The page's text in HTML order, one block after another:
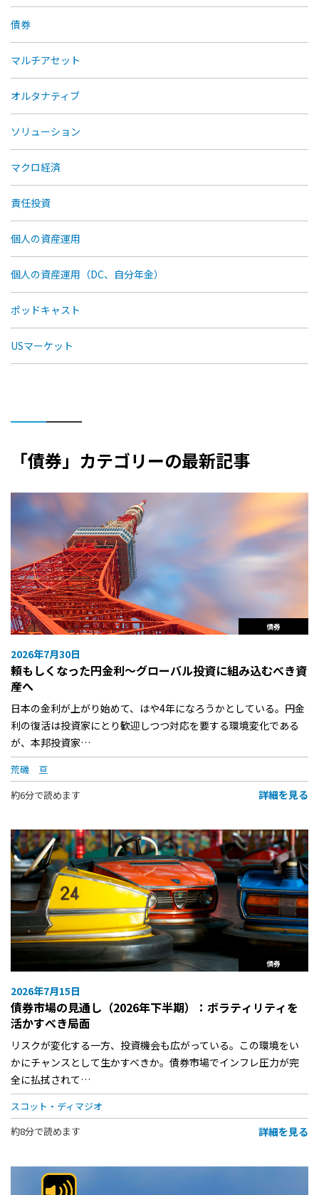
債券
マルチアセット
オルタナティブ
ソリューション
マクロ経済
責任投資
個人の資産運用
個人の資産運用（DC、自分年金）
ポッドキャスト
USマーケット
「債券」カテゴリーの最新記事
債券
2026年7月30日
頼もしくなった円金利〜グローバル投資に組み込むべき資
産へ
日本の金利が上がり始めて、はや4年になろうかとしている。円金
利の復活は投資家にとり歓迎しつつ対応を要する環境変化である
が、本邦投資家…
荒磯 亘
約6分で読めます
詳細を見る
債券
2026年7月15日
債券市場の見通し（2026年下半期）：ボラティリティを
活かすべき局面
リスクが変化する一方、投資機会も広がっている。この環境をい
かにチャンスとして生かすべきか。債券市場でインフレ圧力が完
全に払拭されて…
スコット・ディマジオ
約8分で読めます
詳細を見る